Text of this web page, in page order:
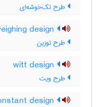
طرح تک‌خوشه‌ای
طرح توزین
طرح ویت